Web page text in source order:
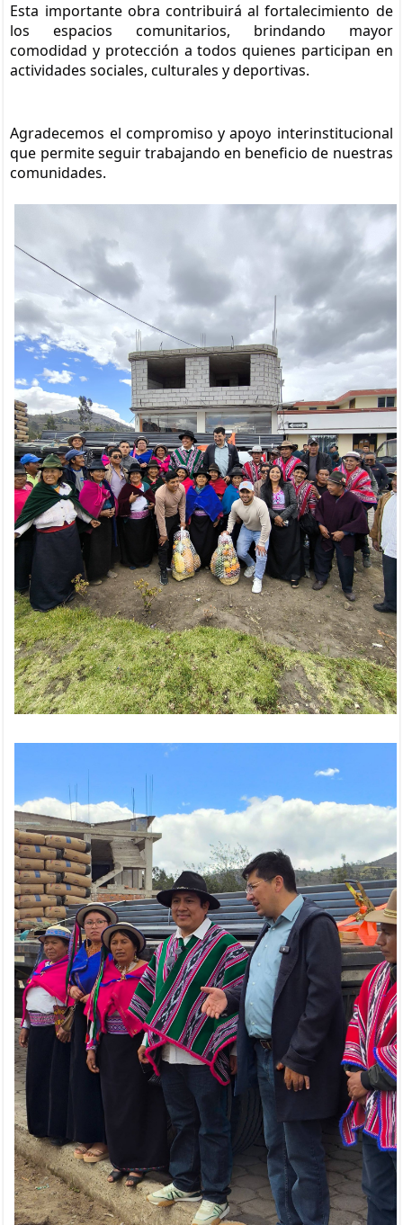
Esta importante obra contribuirá al fortalecimiento de
los espacios comunitarios, brindando mayor
comodidad y protección a todos quienes participan en
actividades sociales, culturales y deportivas.
Agradecemos el compromiso y apoyo interinstitucional
que permite seguir trabajando en beneficio de nuestras
comunidades.